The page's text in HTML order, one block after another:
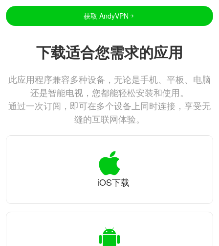
获取 AndyVPN
下载适合您需求的应用
此应用程序兼容多种设备，无论是手机、平板、电脑
还是智能电视，您都能轻松安装和使用。
通过一次订阅，即可在多个设备上同时连接，享受无
缝的互联网体验。
iOS下载